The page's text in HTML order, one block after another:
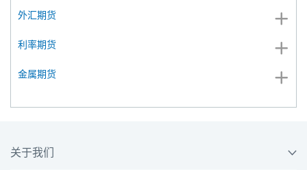
外汇期货
利率期货
金属期货
关于我们